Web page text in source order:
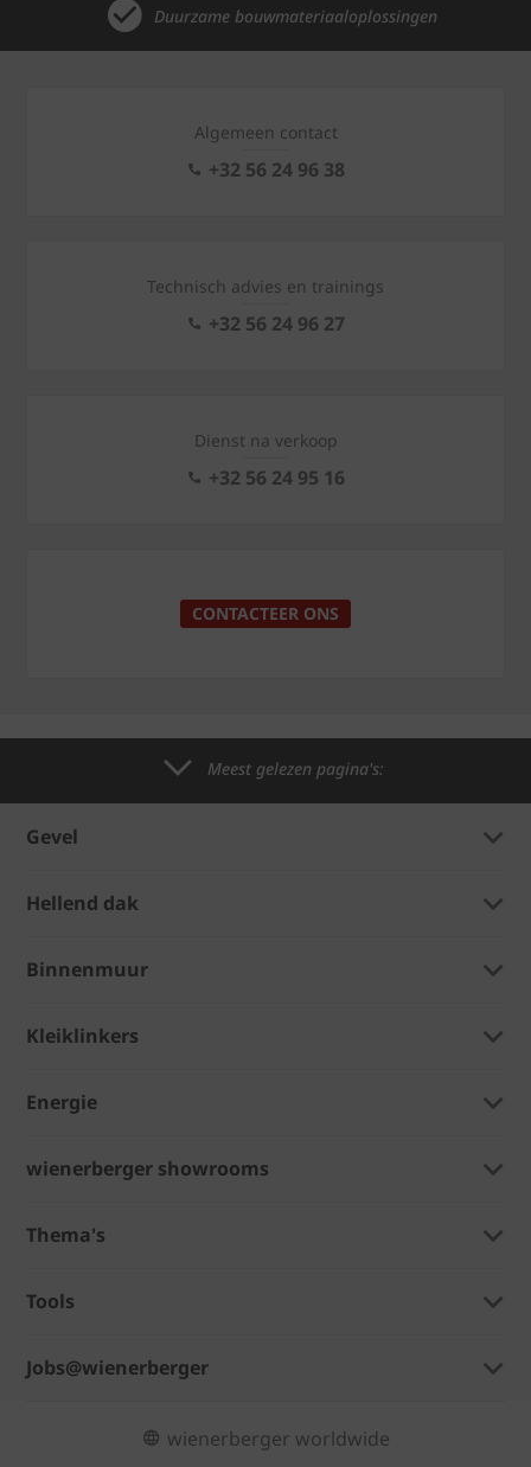
Duurzame bouwmateriaaloplossingen
Algemeen contact
+32 56 24 96 38
Technisch advies en trainings
+32 56 24 96 27
Dienst na verkoop
+32 56 24 95 16
CONTACTEER ONS
Meest gelezen pagina's:
Gevel
Hellend dak
Binnenmuur
Kleiklinkers
Energie
wienerberger showrooms
Thema's
Tools
Jobs@wienerberger
wienerberger worldwide